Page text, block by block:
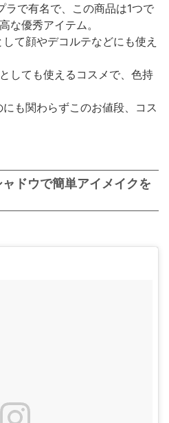
ラで有名で、この商品は1つで
な優秀アイテム。
て顔やデコルテなどにも使え
しても使えるコスメで、色持
も関わらずこのお値段、コス
ャドウで簡単アイメイクを